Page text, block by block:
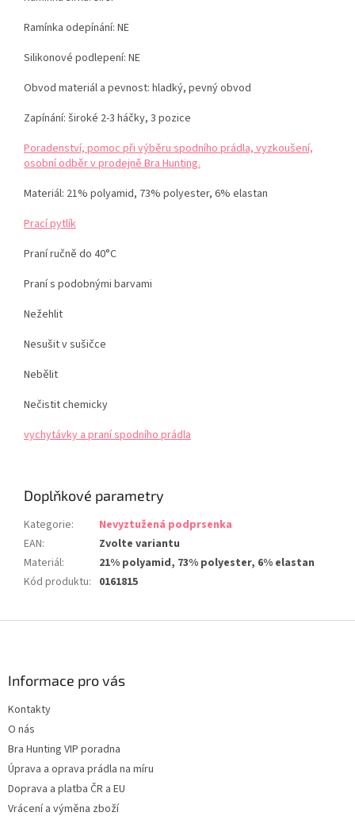
Ramínka odepínání: NE
Silikonové podlepení: NE
Obvod materiál a pevnost: hladký, pevný obvod
Zapínání: široké 2-3 háčky, 3 pozice
Poradenství, pomoc při výběru spodního prádla, vyzkoušení,
osobní odběr v prodejně Bra Hunting.
Materiál: 21% polyamid, 73% polyester, 6% elastan
Prací pytlík
Praní ručně do 40°C
Praní s podobnými barvami
Nežehlit
Nesušit v sušičce
Nebělit
Nečistit chemicky
vychytávky a praní spodního prádla
Doplňkové parametry
Kategorie:
Nevyztužená podprsenka
EAN:
Zvolte variantu
Materiál:
21% polyamid, 73% polyester, 6% elastan
Kód produktu: 0161815
Informace pro vás
Kontakty
O nás
Bra Hunting VIP poradna
Úprava a oprava prádla na míru
Doprava a platba ČR a EU
Vrácení a výměna zboží